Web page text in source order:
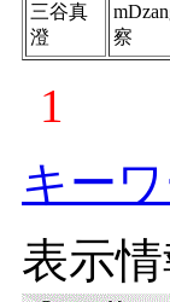
三谷真
澄
察
1
キー
表示